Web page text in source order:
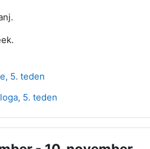
5. teden
5. teden